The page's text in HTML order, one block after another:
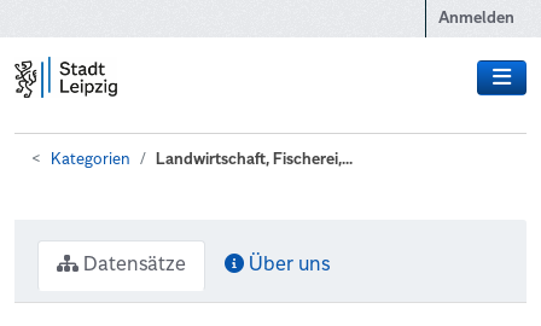
Anmelden
Kategorien Landwirtschaft, Fischerei,...
Datensätze Über uns